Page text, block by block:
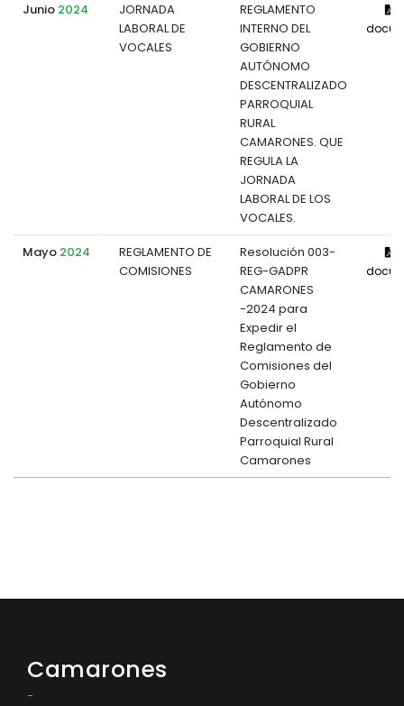
Junio 2024
JORNADA
LABORAL DE
VOCALES
REGLAMENTO
INTERNO DEL
GOBIERNO
AUTÓNOMO
DESCENTRALIZADO
PARROQUIAL
RURAL
CAMARONES. QUE
REGULA LA
JORNADA
LABORAL DE LOS
VOCALES.
Mayo 2024
REGLAMENTO DE
COMISIONES
Resolución 003-
REG-GADPR
CAMARONES
-2024 para
Expedir el
Reglamento de
Comisiones del
Gobierno
Autónomo
Descentralizado
Parroquial Rural
Camarones
Camarones
-